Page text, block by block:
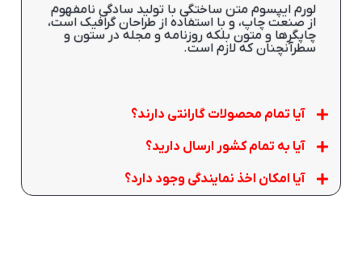
لورم ایپسوم متن ساختگی با تولید سادگی نامفهوم
از صنعت چاپ، و با استفاده از طراحان گرافیک است،
چاپگرها و متون بلکه روزنامه و مجله در ستون و
سطرآنچنان که لازم است.
آیا تمام محصولات گارانتی دارند؟
آیا به تمام کشور ارسال دارید؟
آیا امکان اخذ نمایندگی وجود دارد؟